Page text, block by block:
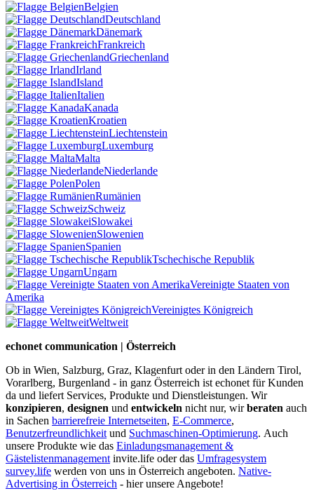
Belgien
Deutschland
Dänemark
Frankreich
Griechenland
Irland
Island
Italien
Kanada
Kroatien
Liechtenstein
Luxemburg
Malta
Niederlande
Polen
Rumänien
Schweiz
Slowakei
Slowenien
Spanien
Tschechische Republik
Ungarn
Vereinigte Staaten von
Amerika
Vereinigtes Königreich
Weltweit
echonet communication | Österreich
Ob in Wien, Salzburg, Graz, Klagenfurt oder in den Ländern Tirol,
Vorarlberg, Burgenland - in ganz Österreich ist echonet für Kunden
da und liefert Services, Produkte und Dienstleistungen. Wir
konzipieren, designen und entwickeln nicht nur, wirberaten auch
in Sachen barrierefreie Internetseiten, E-Commerce,
Benutzerfreundlichkeit und Suchmaschinen-Optimierung. Auch
unsere Produkte wie das Einladungsmanagement &
Gästelistenmanagement invite.life oder das Umfragesystem
survey.life werden von uns in Österreich angeboten. Native-
Advertising in Österreich - hier unsere Angebote!